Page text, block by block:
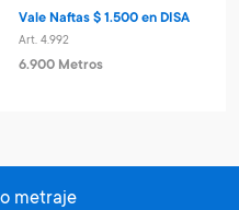
Vale Naftas $ 1.500 en DISA
Art. 4.992
6.900 Metros
metraje